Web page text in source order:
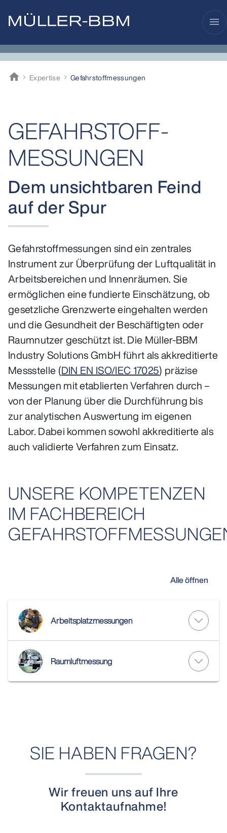
menu
home
Müller-BBM
Expertise Gefahrstoff­messungen
GEFAHRSTOFF­
MESSUNGEN
Dem unsichtbaren Feind
auf der Spur
Gefahrstoffmessungen sind ein zentrales
Instrument zur Überprüfung der Luftqualität in
Arbeitsbereichen und Innenräumen. Sie
ermöglichen eine fundierte Einschätzung, ob
gesetzliche Grenzwerte eingehalten werden
und die Gesundheit der Beschäftigten oder
Raumnutzer geschützt ist. Die Müller-BBM
Industry Solutions GmbH führt als akkreditierte
Messstelle (DIN EN ISO/IEC 17025) präzise
Messungen mit etablierten Verfahren durch –
von der Planung über die Durchführung bis
zur analytischen Auswertung im eigenen
Labor. Dabei kommen sowohl akkreditierte als
auch validierte Verfahren zum Einsatz.
UNSERE KOMPETENZEN
IM FACHBEREICH
Alle öffnen
Arbeitsplatzmessungen
Raumluftmessung
SIE HABEN FRAGEN?
Wir freuen uns auf Ihre
Kontaktaufnahme!